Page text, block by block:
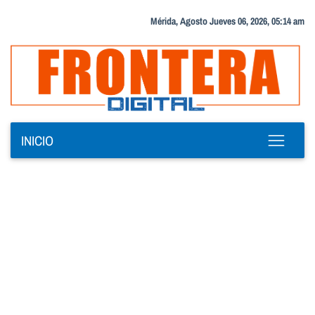
Mérida, Agosto Jueves 06, 2026, 05:14 am
INICIO